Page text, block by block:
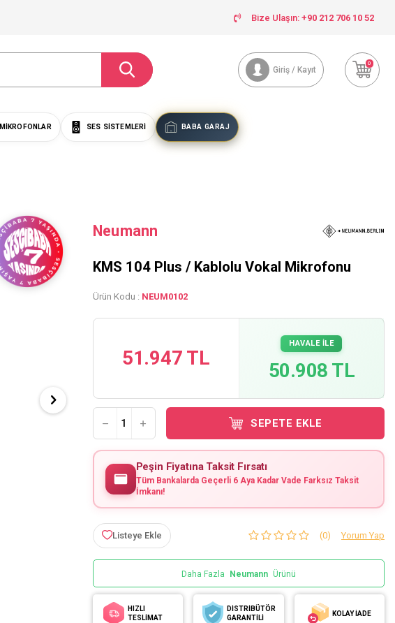
Bize Ulaşın: +90 212 706 10 52
Giriş / Kayıt
0
MIKROFONLAR SES SISTEMLERI BABA GARAJ
Neumann
KMS 104 Plus / Kablolu Vokal Mikrofonu
Ürün Kodu : NEUM0102
51.947 TL
HAVALE İLE
50.908 TL
SEPETE EKLE
Peşin Fiyatına Taksit Fırsatı
Tüm Bankalarda Geçerli 6 Aya Kadar Vade Farksız Taksit
İmkanı!
Listeye Ekle (0) Yorum Yap
Daha Fazla Neumann Ürünü
HIZLI
TESLİMAT
DİSTRİBÜTÖR
GARANTİLİ
KOLAY İADE